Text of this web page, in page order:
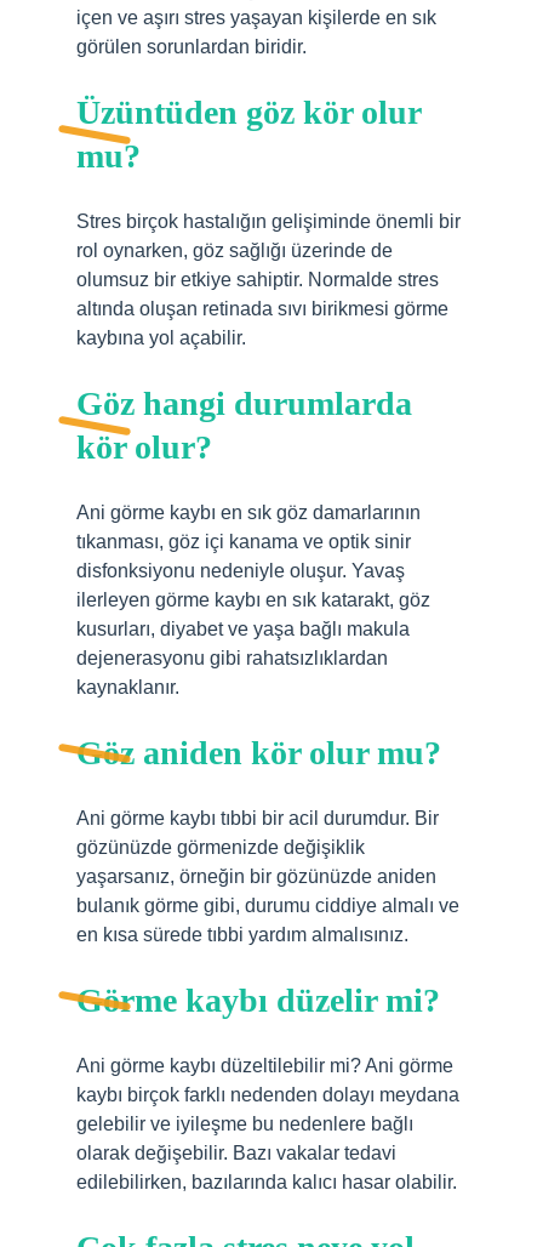
içen ve aşırı stres yaşayan kişilerde en sık
görülen sorunlardan biridir.
Üzüntüden göz kör olur
mu?
Stres birçok hastalığın gelişiminde önemli bir
rol oynarken, göz sağlığı üzerinde de
olumsuz bir etkiye sahiptir. Normalde stres
altında oluşan retinada sıvı birikmesi görme
kaybına yol açabilir.
Göz hangi durumlarda
kör olur?
Ani görme kaybı en sık göz damarlarının
tıkanması, göz içi kanama ve optik sinir
disfonksiyonu nedeniyle oluşur. Yavaş
ilerleyen görme kaybı en sık katarakt, göz
kusurları, diyabet ve yaşa bağlı makula
dejenerasyonu gibi rahatsızlıklardan
kaynaklanır.
Göz aniden kör olur mu?
Ani görme kaybı tıbbi bir acil durumdur. Bir
gözünüzde görmenizde değişiklik
yaşarsanız, örneğin bir gözünüzde aniden
bulanık görme gibi, durumu ciddiye almalı ve
en kısa sürede tıbbi yardım almalısınız.
Görme kaybı düzelir mi?
Ani görme kaybı düzeltilebilir mi? Ani görme
kaybı birçok farklı nedenden dolayı meydana
gelebilir ve iyileşme bu nedenlere bağlı
olarak değişebilir. Bazı vakalar tedavi
edilebilirken, bazılarında kalıcı hasar olabilir.